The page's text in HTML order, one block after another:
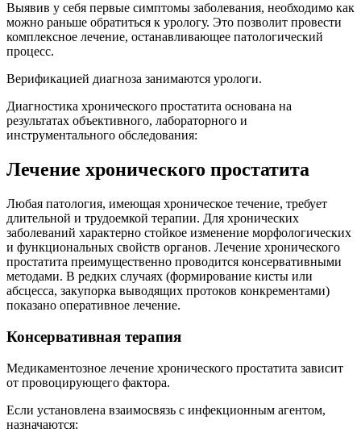
Выявив у себя первые симптомы заболевания, необходимо как
можно раньше обратиться к урологу. Это позволит провести
комплексное лечение, останавливающее патологический
процесс.
Верификацией диагноза занимаются урологи.
Диагностика хронического простатита основана на
результатах объективного, лабораторного и
инструментального обследования:
Лечение хронического простатита
Любая патология, имеющая хроническое течение, требует
длительной и трудоемкой терапии. Для хронических
заболеваний характерно стойкое изменение морфологических
и функциональных свойств органов. Лечение хронического
простатита преимущественно проводится консервативными
методами. В редких случаях (формирование кисты или
абсцесса, закупорка выводящих протоков конкрементами)
показано оперативное лечение.
Консервативная терапия
Медикаментозное лечение хронического простатита зависит
от провоцирующего фактора.
Если установлена взаимосвязь с инфекционным агентом,
назначаются: